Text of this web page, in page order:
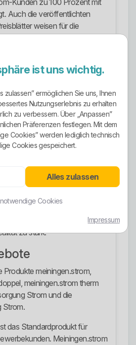
Kunden zu 100 Prozent mit
Auch die veröffentlichten
weisen für die
Topf werfen. Die Stadtwerke
ihr Strommix insgesamt von
wird und im Basisjahr 2024 der
Energien rund 50 Prozent
Der Ökostrom-Produktmix
des Unternehmensmixes.
Ökostrom-Ausrichtung bei
stark. Wer aber pauschal
grünen Strom,
zu stark.
Produkte meiningen.strom,
meiningen.strom therm
Strom und die
Strom.
das Standardprodukt für
Meiningen.strom
ist uns wichtig.
zulassen” ermöglichen Sie uns, Ihnen
Nutzungserlebnis zu erhalten
zu verbessern. Über „Anpassen”
Präferenzen festlegen. Mit dem
Cookies” werden lediglich technisch
Cookies gespeichert.
Alles zulassen
Cookies
Impressum